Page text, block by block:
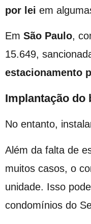
por lei em
Em São Paulo,
15.649,
estacionamento
Implantação do
No entanto,
Além da falta de
muitos casos, o
unidade. Isso
condomínios do